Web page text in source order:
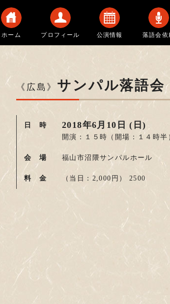
ホーム プロフィール 公演情報 落語会依
《広島》 サンパル落語会
日 時 2018年6月10日 (日)
開演：１５時 （開場：１４時半
会 場 福山市沼隈サンパルホール
料 金 （当日：2,000円） 2500